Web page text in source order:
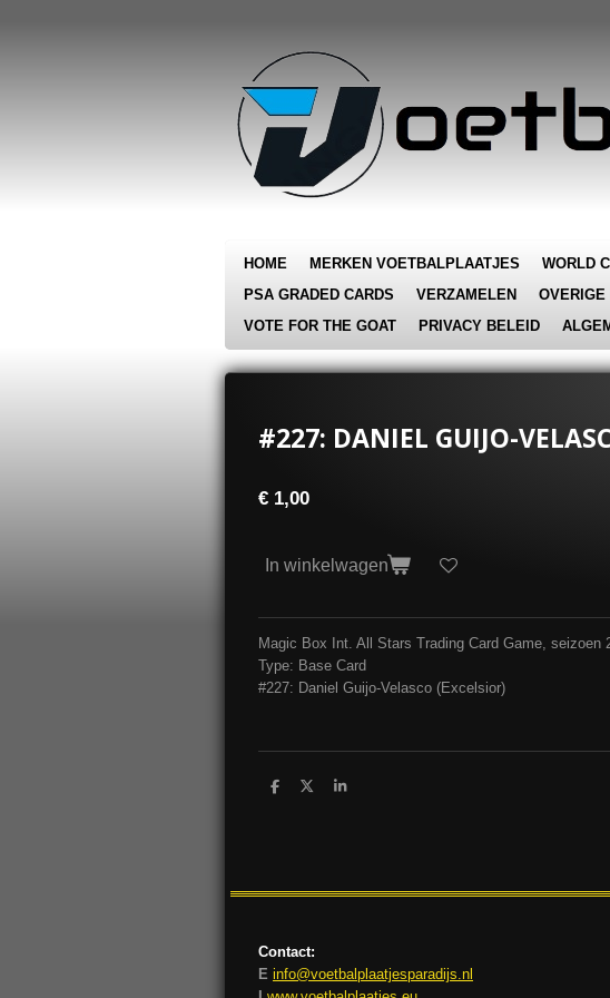
HOME MERKEN VOETBALPLAATJES WORLD
PSA GRADED CARDS
VERZAMELEN OVERIGE
VOTE FOR THE GOAT
PRIVACY BELEID
#227: DANIEL GUIJO-
€ 1,00
In winkelwagen
Magic Box Int. All Stars Trading Card Game, seizoen
Type: Base Card
#227: Daniel Guijo-Velasco (Excelsior)
D
D
S
Contact:
E info@voetbalplaatjesparadijs.nl